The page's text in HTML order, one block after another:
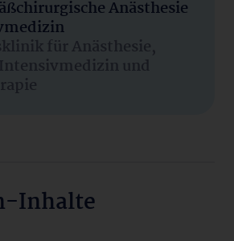
Anästhesie
für Anästhesie,
und
Inhalte